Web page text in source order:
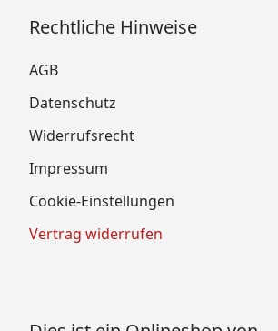
Rechtliche Hinweise
AGB
Datenschutz
Widerrufsrecht
Impressum
Cookie-Einstellungen
Vertrag widerrufen